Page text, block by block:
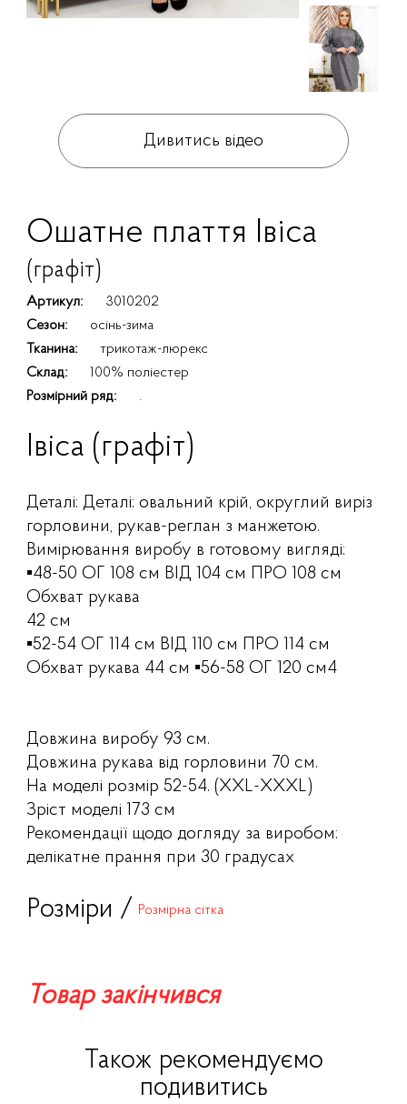
Дивитись відео
Ошатне плаття Івіса
(графіт)
Артикул:
3010202
Сезон:
осінь-зима
Тканина:
трикотаж-люрекс
Склад:
100% поліестер
Розмірний ряд:
.
Івіса (графіт)
Деталі: Деталі: овальний крій, округлий виріз
горловини, рукав-реглан з манжетою.
Вимірювання виробу в готовому вигляді:
▪️48-50 ОГ 108 см ВІД 104 см ПРО 108 см
Обхват рукава
42 см
▪️52-54 ОГ 114 см ВІД 110 см ПРО 114 см
Обхват рукава 44 см ▪️56-58 ОГ 120 см4
Довжина виробу 93 см.
Довжина рукава від горловини 70 см.
На моделі розмір 52-54. (XXL-XXXL)
Зріст моделі 173 см
Рекомендації щодо догляду за виробом:
делікатне прання при 30 градусах
Розміри / Розмірна сітка
Товар закінчився
Також рекомендуємо
подивитись